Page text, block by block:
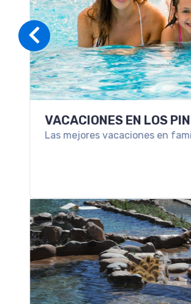
VACACIONES EN LOS
Las mejores vacaciones en